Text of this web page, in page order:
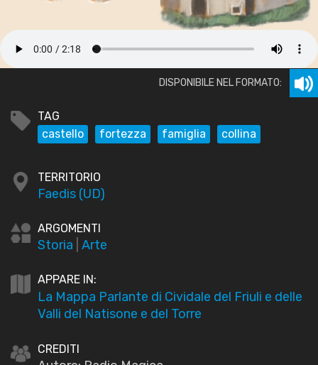
DISPONIBILE NEL FORMATO:
TAG
castello
fortezza famiglia collina
TERRITORIO
Faedis (UD)
ARGOMENTI
Storia Arte
APPARE IN:
La Mappa Parlante di Cividale del Friuli e delle
Valli del Natisone e del Torre
CREDITI